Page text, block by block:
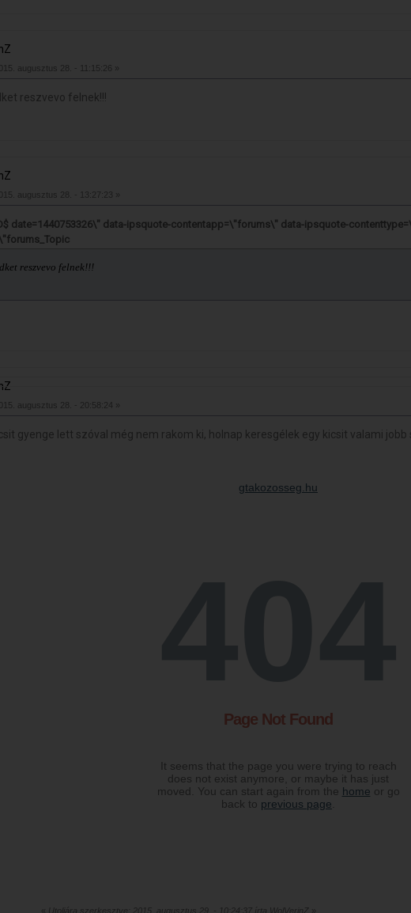
augusztus 28. - 11:15:26 »
reszvevo felnek!!!
augusztus 28. - 13:27:23 »
date=1440753326\" data-ipsquote-contentapp=\"forums\" data-ipsquote-
reszvevo felnek!!!
augusztus 28. - 20:58:24 »
gyenge lett szóval még nem rakom ki, holnap keresgélek egy kicsit valami jobb
« Utoljára szerkesztve: 2015. augusztus 29. - 10:24:37 írta WolVerinZ »